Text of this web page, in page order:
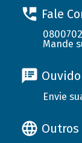
Fale
Mande
Envie